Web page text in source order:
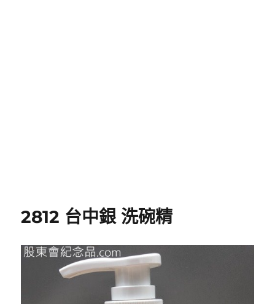
2812 台中銀 洗碗精